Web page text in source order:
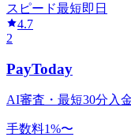
スピード最短即日
4.7
2
PayToday
AI審査・最短30分入
手数料1%〜